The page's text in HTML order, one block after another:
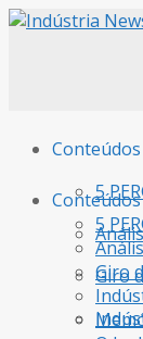
5
Giro
5
Giro